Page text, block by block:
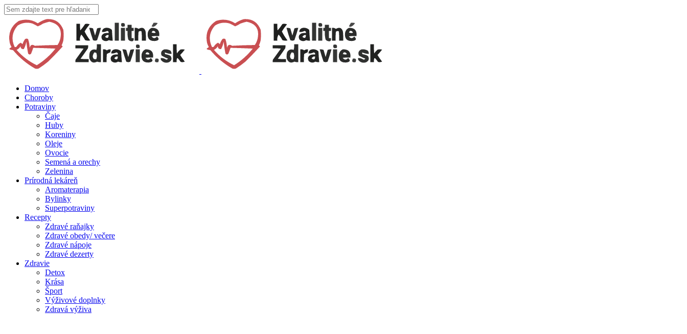
Domov
Choroby
Potraviny
Čaje
Huby
Koreniny
Oleje
Ovocie
Semená a orechy
Zelenina
Prírodná lekáreň
Aromaterapia
Bylinky
Superpotraviny
Recepty
Zdravé raňajky
Zdravé obedy/ večere
Zdravé nápoje
Zdravé dezerty
Zdravie
Detox
Krása
Šport
Výživové doplnky
Zdravá výživa